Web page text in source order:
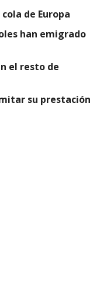
de Europa
han emigrado
el resto de
su prestación